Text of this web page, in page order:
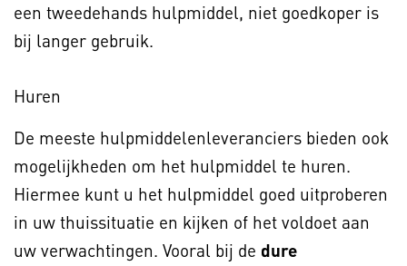
een tweedehands hulpmiddel, niet goedkoper is
bij langer gebruik.
Huren
De meeste hulpmiddelenleveranciers bieden ook
mogelijkheden om het hulpmiddel te huren.
Hiermee kunt u het hulpmiddel goed uitproberen
in uw thuissituatie en kijken of het voldoet aan
uw verwachtingen. Vooral bij de dure